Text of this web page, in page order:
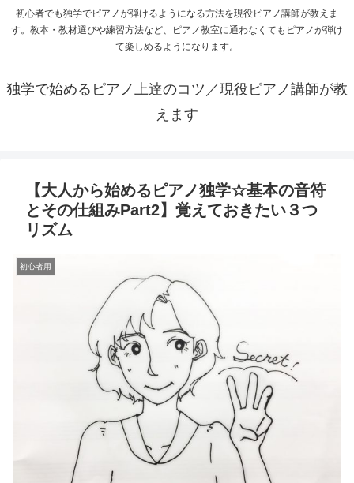
初心者でも独学でピアノが弾けるようになる方法を現役ピアノ講師が教えま
す。教本・教材選びや練習方法など、ピアノ教室に通わなくてもピアノが弾け
て楽しめるようになります。
独学で始めるピアノ上達のコツ／現役ピアノ講師が教
えます
【大人から始めるピアノ独学☆基本の音符
とその仕組みPart2】覚えておきたい３つ
リズム
初心者用